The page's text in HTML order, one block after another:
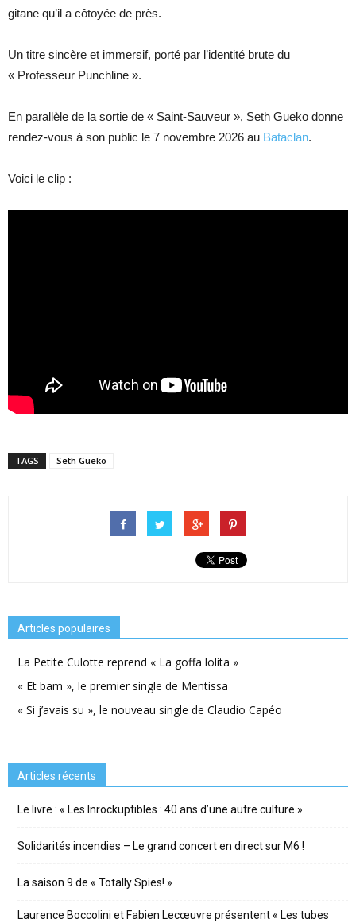
gitane qu’il a côtoyée de près.
Un titre sincère et immersif, porté par l’identité brute du
« Professeur Punchline ».
En parallèle de la sortie de « Saint-Sauveur », Seth Gueko donne
rendez-vous à son public le 7 novembre 2026 au Bataclan.
Voici le clip :
TAGS Seth Gueko
Articles populaires
La Petite Culotte reprend « La goffa lolita »
« Et bam », le premier single de Mentissa
« Si j’avais su », le nouveau single de Claudio Capéo
Articles récents
Le livre : « Les Inrockuptibles : 40 ans d’une autre culture »
Solidarités incendies – Le grand concert en direct sur M6 !
La saison 9 de « Totally Spies! »
Laurence Boccolini et Fabien Lecœuvre présentent « Les tubes